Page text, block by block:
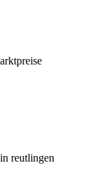
reutlingen